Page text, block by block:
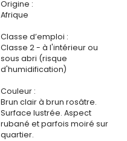
Origine :
Afrique
Classe d’emploi :
Classe 2 - à l'intérieur ou
sous abri (risque
d'humidification)
Couleur :
Brun clair à brun rosâtre.
Surface lustrée. Aspect
rubané et parfois moiré sur
quartier.